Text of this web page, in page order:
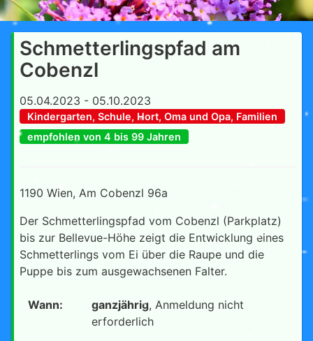
Schmetterlingspfad am
Cobenzl
05.04.2023 - 05.10.2023
Kindergarten, Schule, Hort, Oma und Opa, Familien
empfohlen von 4 bis 99 Jahren
1190 Wien, Am Cobenzl 96a
Der Schmetterlingspfad vom Cobenzl (Parkplatz)
bis zur Bellevue-Höhe zeigt die Entwicklung eines
Schmetterlings vom Ei über die Raupe und die
Puppe bis zum ausgewachsenen Falter.
Wann: ganzjährig, Anmeldung nicht
erforderlich